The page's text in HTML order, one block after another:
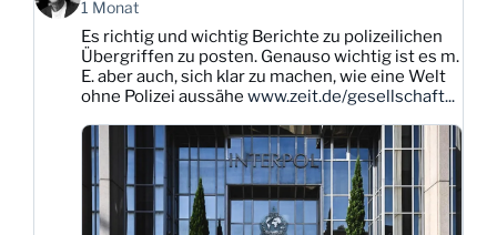
Karsten
Dittmann
Bluesky
ansehen
1 Monat
Es richtig und wichtig Berichte zu polizeilichen
Übergriffen zu posten. Genauso wichtig ist es m.
E. aber auch, sich klar zu machen, wie eine Welt
ohne Polizei aussähe www.zeit.de/gesellschaft...